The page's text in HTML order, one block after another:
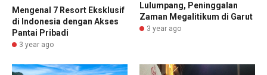
Mengenal 7 Resort Eksklusif
di Indonesia dengan Akses
Pantai Pribadi
3 year ago
Lulumpang, Peninggalan
Zaman Megalitikum di Garut
3 year ago